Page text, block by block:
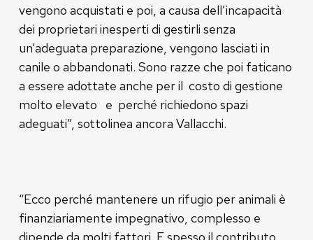
vengono acquistati e poi, a causa dell’incapacità
dei proprietari inesperti di gestirli senza
un’adeguata preparazione, vengono lasciati in
canile o abbandonati. Sono razze che poi faticano
a essere adottate anche per il costo di gestione
molto elevato e perché richiedono spazi
adeguati”, sottolinea ancora Vallacchi.
“Ecco perché mantenere un rifugio per animali è
finanziariamente impegnativo, complesso e
dipende da molti fattori. E spesso il contributo